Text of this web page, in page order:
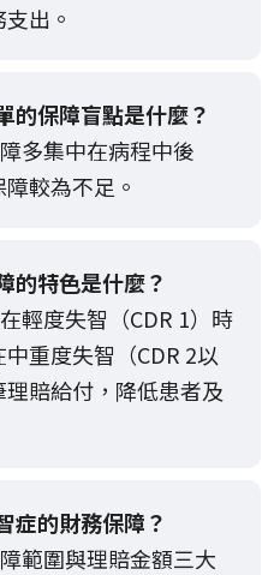
出。
的保障盲點是什麼？
多集中在病程中後
較為不足。
的特色是什麼？
輕度失智（CDR 1）時
重度失智（CDR 2以
理賠給付，降低患者及
症的財務保障？
範圍與理賠金額三大